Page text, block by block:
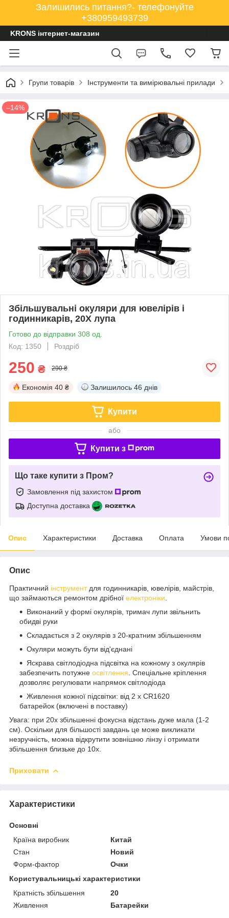
Залишились питання?- телефонуйте
+380959493739
KRONS інтернет-магазин
Групи товарів Інструменти та вимірювальні прилади
–14%
Збільшувальні окуляри для ювелірів і
годинникарів, 20X лупа
Готово до відправки 308 од.
Код: 1350
Роздріб
250 ₴ 290 ₴
Економія 40 ₴ Залишилось 46 днів
Купити
або
Купити з
Що таке купити з Пром?
Замовлення під захистом
Доступна доставка
Опис Характеристики Доставка Оплата Умови
Опис
Практичний інструментдля годинникарів, ювелірів, майстрів,
що займаються ремонтом дрібної електроніки
Виконаний у формі окулярів, тримач лупи звільнить
обидві руки
Складається з 2 окулярів з 20-кратним збільшенням
Окуляри можуть бути від'єднані
Яскрава світлодіодна підсвітка на кожному з окулярів
забезпечить потужне освітлення . Спеціальне кріплення
дозволяє регулювати напрямок світлодіода
Живлення кожної підсвітки: від 2 х CR1620
батарейок (включені в поставку)
Увага: при 20х збільшенні фокусна відстань дуже мала (1-2
см). Оскільки для більшості завдань це може викликати
незручність, можна відкрутити зовнішню лінзу і отримати
збільшення близьке до 10х.
Приховати
Характеристики
Основні
Країна виробник
Китай
Стан
Новий
Форм-фактор
Очки
Користувальницькі характеристики
Кратність збільшення
20
Живлення
Батарейки